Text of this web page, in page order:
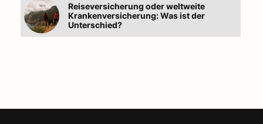
Reiseversicherung oder weltweite
Krankenversicherung: Was ist der
Unterschied?